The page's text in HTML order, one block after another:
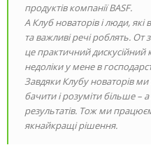
продуктів компанії BASF.
А Клуб новаторів і люди,
та важливі речі роблять. От
це практичний дискусійний
недоліки у мене в
Завдяки Клубу новаторів
бачити і розуміти більше –
результатів. Тож ми
якнайкращі рішення.